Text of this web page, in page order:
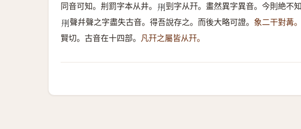
同音可知。㓝罰字本从井。 𠛬剄字从幵。畫然異字異音。今則絶不
𠛬聲幷聲之字盡失古音。得吾說存之。而後大略可證。 象二干對冓。
賢切。古音在十四部。 凡幵之屬皆从幵。